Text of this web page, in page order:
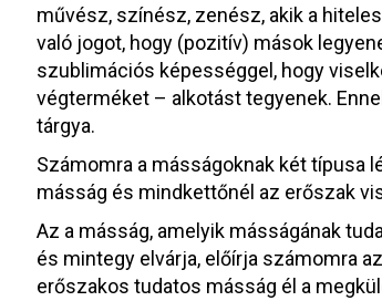
művész, színész, zenész, akik a
való jogot, hogy (pozitív) mások
szublimációs képességgel, hogy
végterméket – alkotást tegyenek.
tárgya.
Számomra a másságoknak két típusa
másság és mindkettőnél az erőszak
Az a másság, amelyik másságának
és mintegy elvárja, előírja számomra
erőszakos tudatos másság él a